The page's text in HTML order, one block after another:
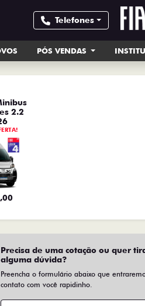
Telefones
PÓS VENDAS
2.2
Precisa de uma cotação ou quer
alguma dúvida?
Preencha o formulário abaixo que
contato com você rapidinho.